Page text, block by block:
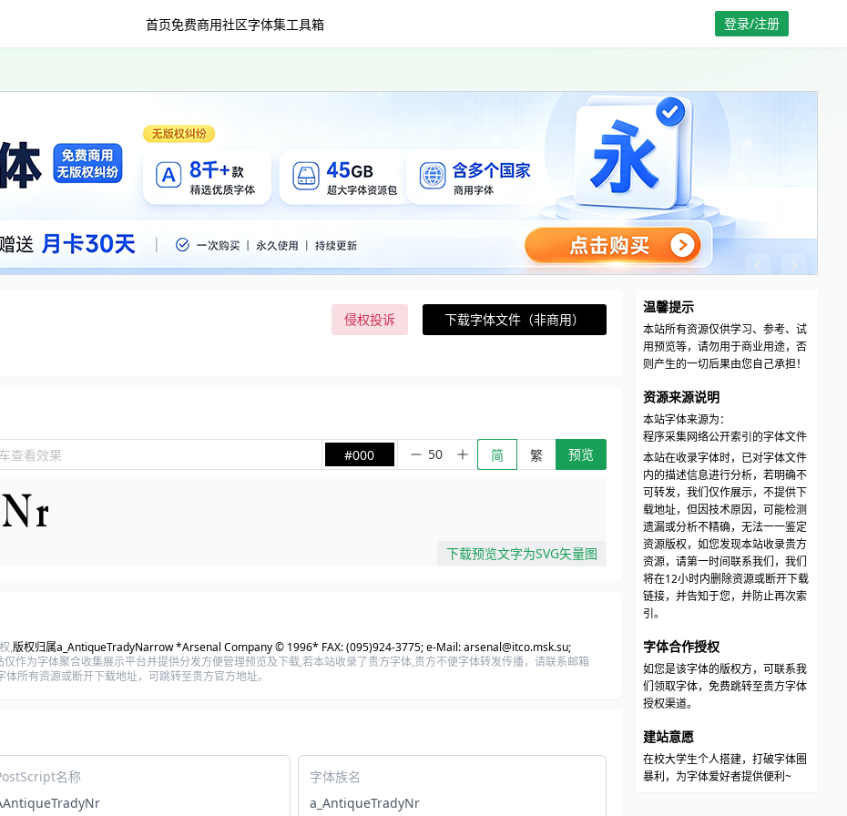
首页免费商用社区字体集工具箱 登录/注册
侵权投诉
下载字体文件（非商用）
查看效果 #000 简 繁 预览
下载预览文字为SVG矢量图
,版权归属a_AntiqueTradyNarrow *Arsenal Company © 1996* FAX: (095)924-3775; e-Mail: arsenal@itco.msk.su;
仅作为字体聚合收集展示平台并提供分发方便管理预览及下载,若本站收录了贵方字体,贵方不便字体转发传播，请联系邮箱
所有资源或断开下载地址，可跳转至贵方官方地址。
名称
字体族名
a_AntiqueTradyNr
温馨提示
本站所有资源仅供学习、参考、试
用预览等，请勿用于商业用途，否
则产生的一切后果由您自己承担！
资源来源说明
本站字体来源为：
程序采集网络公开索引的字体文件
本站在收录字体时，已对字体文件
内的描述信息进行分析，若明确不
可转发，我们仅作展示，不提供下
载地址，但因技术原因，可能检测
遗漏或分析不精确，无法一一鉴定
资源版权，如您发现本站收录贵方
资源，请第一时间联系我们，我们
将在12小时内删除资源或断开下载
链接，并告知于您，并防止再次索
引。
字体合作授权
如您是该字体的版权方，可联系我
们领取字体，免费跳转至贵方字体
授权渠道。
建站意愿
在校大学生个人搭建，打破字体圈
暴利，为字体爱好者提供便利~